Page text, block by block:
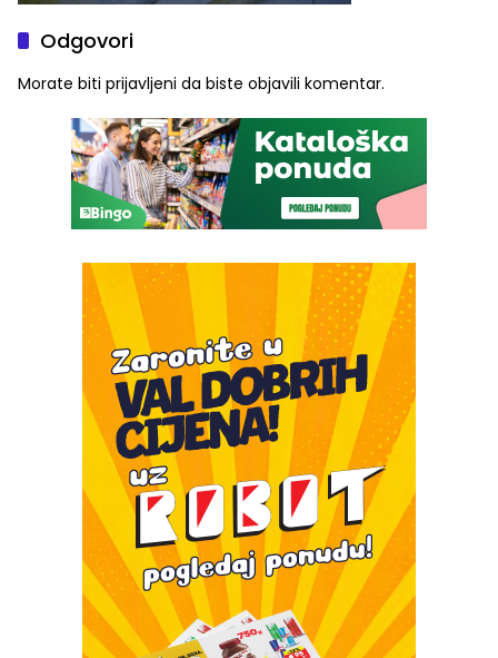
Odgovori
Morate biti prijavljeni da biste objavili komentar.